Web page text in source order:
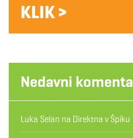
KLIK >
Nedavni
Luka Selan na Direktna v Špiku